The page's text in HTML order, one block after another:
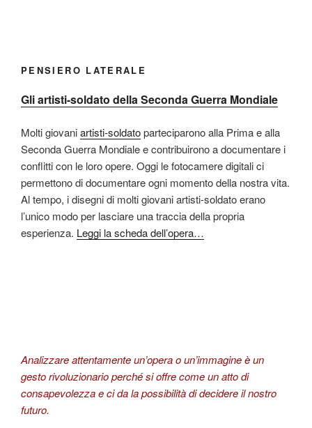
PENSIERO LATERALE
Gli artisti-soldato della Seconda Guerra Mondiale
Molti giovaniartisti-soldatoparteciparono alla Prima e alla
Seconda Guerra Mondiale e contribuirono a documentare i
conflitti con le loro opere. Oggi le fotocamere digitali ci
permettono di documentare ogni momento della nostra vita.
Al tempo, i disegni di molti giovani artisti-soldato erano
l’unico modo per lasciare una traccia della propria
esperienza. Leggi la scheda dell’opera…
Analizzare attentamente un’opera o un’immagine è un
gesto rivoluzionario perché si offre come un atto di
consapevolezza e ci da la possibilità di decidere il nostro
futuro.